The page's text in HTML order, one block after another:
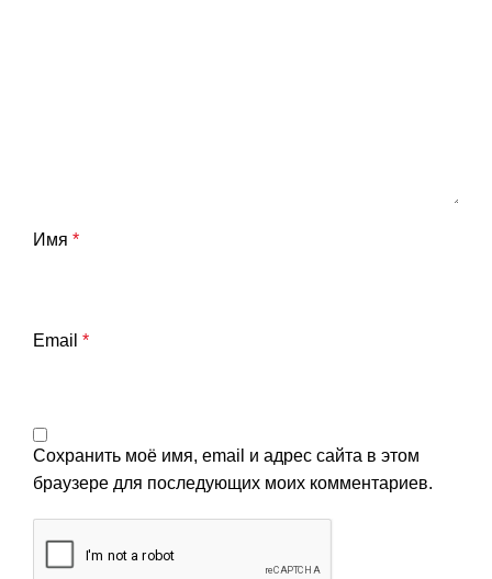
Имя *
Email *
Сохранить моё имя, email и адрес сайта в этом
браузере для последующих моих комментариев.